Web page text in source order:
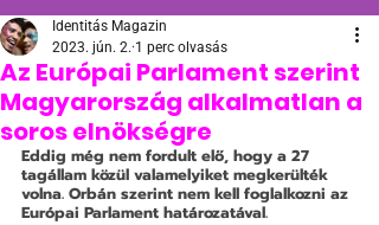
Az Európai Parlament szerint
Magyarország alkalmatlan a
soros elnökségre
Identitás Magazin
2023. jún. 2. 1 perc olvasás
Eddig még nem fordult elő, hogy a 27
tagállam közül valamelyiket megkerülték
volna. Orbán szerint nem kell foglalkozni az
Európai Parlament határozatával.